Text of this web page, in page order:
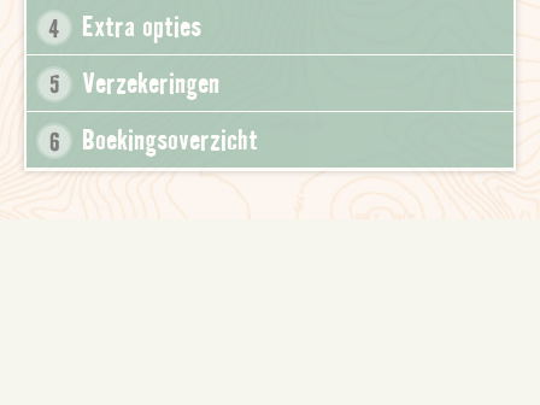
4 Extra opties
5 Verzekeringen
6 Boekingsoverzicht